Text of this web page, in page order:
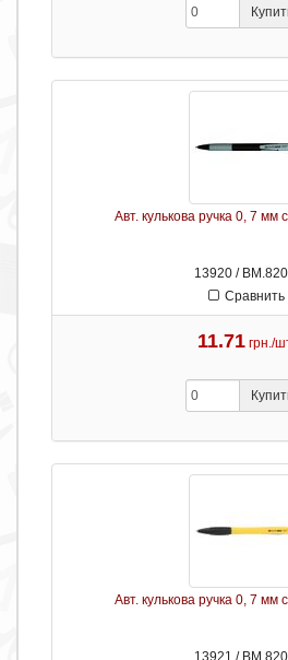
Авт. кулькова ручка 0, 7 мм
13920 /
Сравнить
11.71 грн./
Авт. кулькова ручка 0, 7 мм
13921 /